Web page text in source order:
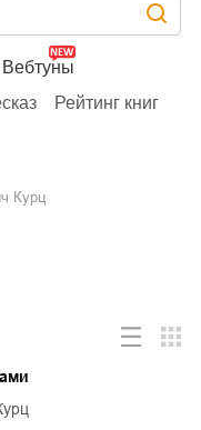
Вебтуны
Рейтинг книг
Курц